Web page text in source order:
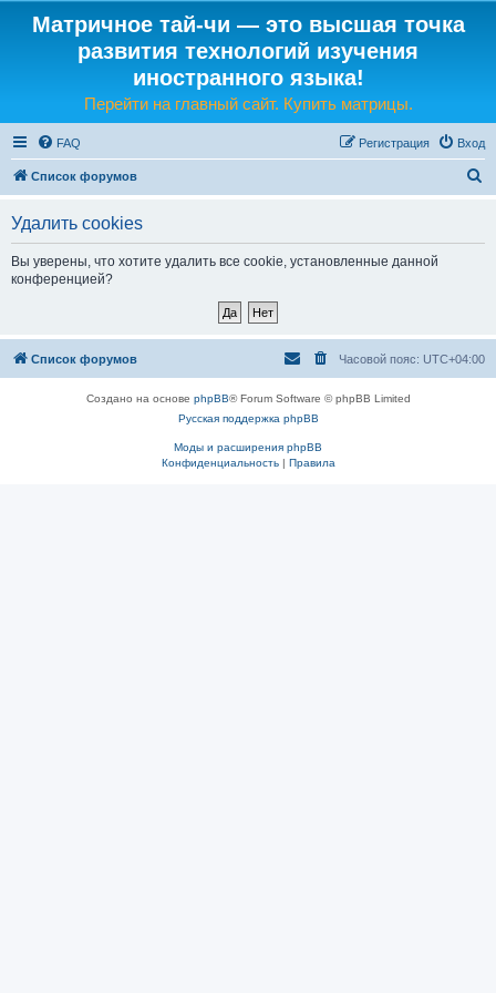
Матричное тай-чи — это высшая точка
развития технологий изучения
иностранного языка!
Перейти на главный сайт. Купить матрицы.
FAQ Вход
Регистрация
Список форумов
Удалить cookies
Вы уверены, что хотите удалить все cookie, установленные данной
конференцией?
Список форумов Часовой пояс: UTC+04:00
Создано на основе phpBB® Forum Software © phpBB Limited
Русская поддержка phpBB
Моды и расширения phpBB
Конфиденциальность| Правила